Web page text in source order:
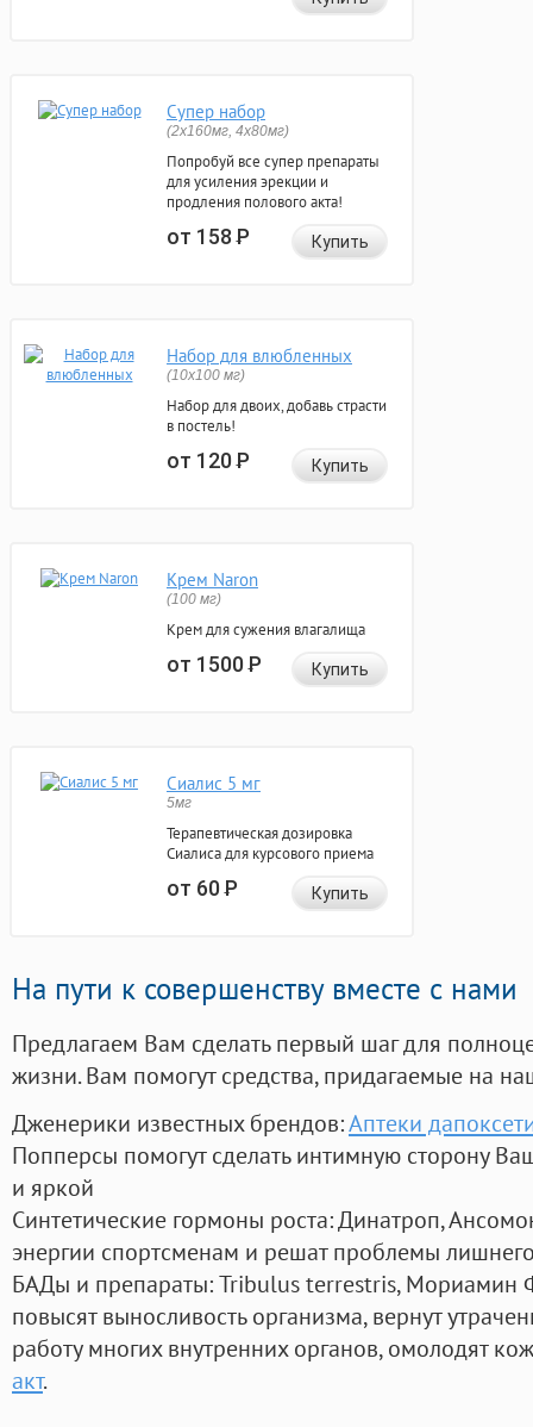
Супер набор
(2х160мг, 4х80мг)
Попробуй все супер препараты
для усиления эрекции и
продления полового акта!
от 158Р Купить
Набор для влюбленных
(10х100 мг)
Набор для двоих, добавь страсти
в постель!
от 120Р Купить
Крем Naron
(100 мг)
Крем для сужения влагалища
от 1500Р Купить
Сиалис 5 мг
5мг
Терапевтическая дозировка
Сиалиса для курсового приема
от 60Р Купить
На пути к совершенству вместе с нами
Предлагаем Вам сделать первый шаг для
жизни. Вам помогут средства, придагаемые на
Дженерики известных брендов:Аптеки
Попперсы помогут сделать интимную сторону
и яркой
Синтетические гормоны роста: Динатроп,
энергии спортсменам и решат проблемы
БАДы и препараты:Tribulus terrestris, Мориамин
повысят выносливость организма, вернут
работу многих внутренних органов, омолодят
акт.